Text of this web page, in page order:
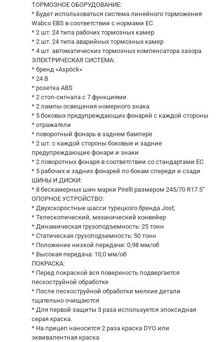
ТОРМОЗНОЕ ОБОРУДОВАНИЕ:
* Будет использоваться система линейного торможения
Wabco EBS в соответствии с нормами ЕС
* 2 шт. 24 типа рабочих тормозных камер
* 2 шт. 24 типа аварийных тормозных камер
* 4 шт. автоматических тормозных компенсатора зазора
ЭЛЕКТРИЧЕСКАЯ СИСТЕМА:
* бренд «Aspöck»
* 24 В
* розетка ABS
* 2 стоп-сигнала с 7 функциями
* 2 лампы освещения номерного знака
* 5 боковых предупреждающих фонарей с каждой стороны
* отражатели
* поворотный фонарь в заднем бампере
* 2 шт. с каждой стороны боковые и задние
предупреждающие фонари и знаки
* 2 поворотных фонаря в соответствии со стандартами ЕС
* 5 рабочих и задних фонарей по бокам спереди и сзади
ШИНЫ И ДИСКИ:
* 8 бескамерных шин марки Pirelli размером 245/70 R17.5”
ОПОРНОЕ УСТРОЙСТВО:
* Двухскоростные шасси турецкого бренда Jost;
* Телескопический, механический конвейер
* Динамическая грузоподъемность: 25 тонн
* Статическая грузоподъемность: 50 тонн
* Положение низкой передачи: 0,98 мм/об
* Высокая передача: 10,0 мм/об
ПОКРАСКА:
* Перед покраской вся поверхность подвергается
пескоструйной обработке
* После пескоструйной обработки мелкие детали
тщательно очищаются
* Для первой защиты 3 раза используется эпоксидная
серая краска.
* На прицеп наносится 2 раза краска DYO или
эквивалентная краска